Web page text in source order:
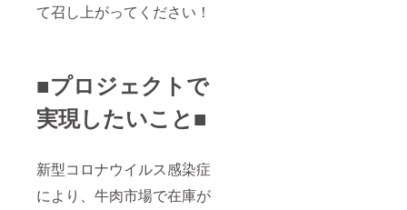
て召し上がってください！
■プロジェクトで
実現したいこと■
新型コロナウイルス感染症
により、牛肉市場で在庫が